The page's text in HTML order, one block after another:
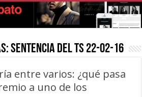
sentencia del TS 22-02-16
entre varios: ¿qué pasa
a uno de los